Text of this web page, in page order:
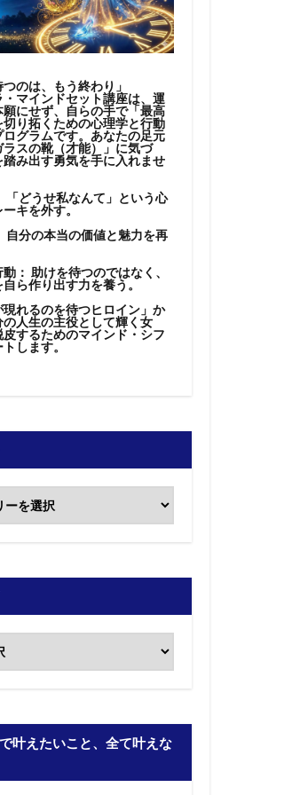
つのは、もう終わり」
・マインドセット講座は、運
にせず、自らの手で「最高
り拓くための心理学と行動
グラムです。あなたの足元
ラスの靴（才能）」に気づ
踏み出す勇気を手に入れませ
「どうせ私なんて」という心
キを外す。
自分の本当の価値と魅力を再
： 助けを待つのではなく、
ら作り出す力を養う。
現れるのを待つヒロイン」か
の人生の主役として輝く女
するためのマインド・シフ
します。
叶えたいこと、全て叶えな